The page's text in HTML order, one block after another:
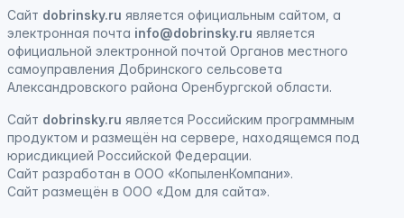
Сайт dobrinsky.ru является официальным сайтом, а
электронная почта info@dobrinsky.ru является
официальной электронной почтой Органов местного
самоуправления Добринского сельсовета
Александровского района Оренбургской области.
Сайт dobrinsky.ru является Российским программным
продуктом и размещён на сервере, находящемся под
юрисдикцией Российской Федерации.
Сайт разработан в ООО «КопыленКомпани».
Сайт размещён в ООО «Дом для сайта».